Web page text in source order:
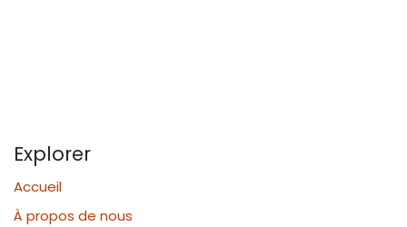
Explorer
Accueil
À propos de nous